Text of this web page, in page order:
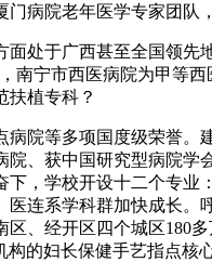
院老年医学专家团队
于广西甚至全国领先
南宁市西医病院为甲等
扶植专科？
等多项国度级荣誉。
、获中国研究型病院
，学校开设十二个专
连系学科群加快成长
、经开区四个城区180
的妇长保健手艺指点核